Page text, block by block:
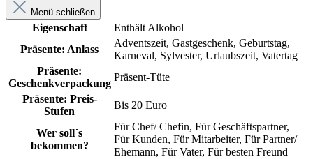
Menü schließen
Eigenschaft
Enthält Alkohol
Präsente: Anlass
Adventszeit, Gastgeschenk, Geburtstag,
Karneval, Sylvester, Urlaubszeit, Vatertag
Präsente:
Geschenkverpackung
Präsent-Tüte
Präsente: Preis-
Stufen
Bis 20 Euro
Wer soll´s
bekommen?
Für Chef/ Chefin, Für Geschäftspartner,
Für Kunden, Für Mitarbeiter, Für Partner/
Ehemann, Für Vater, Für besten Freund